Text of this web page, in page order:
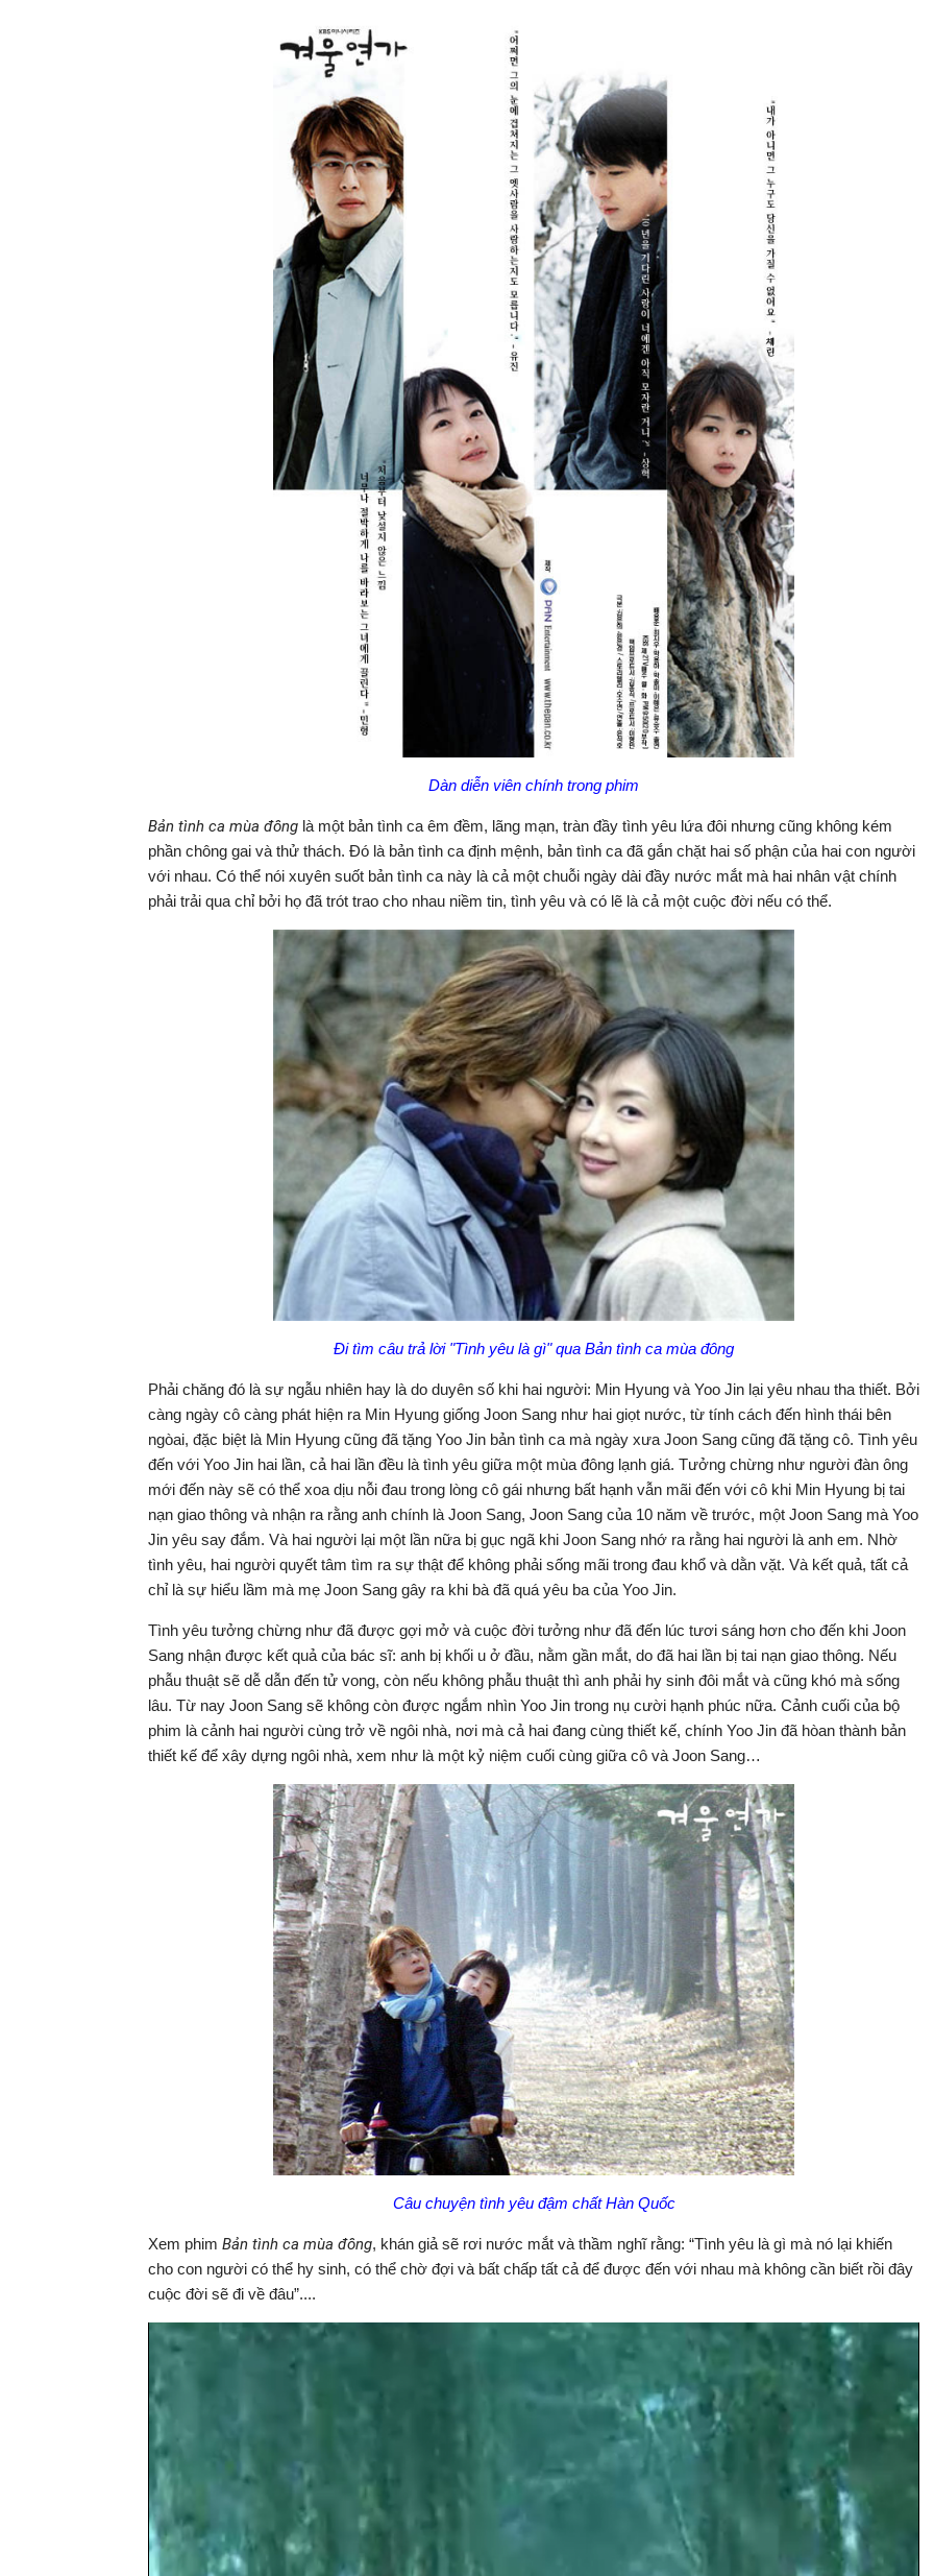
Dàn diễn viên chính trong phim
Bản tình ca mùa đông là một bản tình ca êm đềm, lãng mạn, tràn đầy tình yêu lứa đôi nhưng cũng không kém
phần chông gai và thử thách. Đó là bản tình ca định mệnh, bản tình ca đã gắn chặt hai số phận của hai con người
với nhau. Có thể nói xuyên suốt bản tình ca này là cả một chuỗi ngày dài đầy nước mắt mà hai nhân vật chính
phải trải qua chỉ bởi họ đã trót trao cho nhau niềm tin, tình yêu và có lẽ là cả một cuộc đời nếu có thể.
Đi tìm câu trả lời "Tình yêu là gì" qua Bản tình ca mùa đông
Phải chăng đó là sự ngẫu nhiên hay là do duyên số khi hai người: Min Hyung và Yoo Jin lại yêu nhau tha thiết. Bởi
càng ngày cô càng phát hiện ra Min Hyung giống Joon Sang như hai giọt nước, từ tính cách đến hình thái bên
ngòai, đặc biệt là Min Hyung cũng đã tặng Yoo Jin bản tình ca mà ngày xưa Joon Sang cũng đã tặng cô. Tình yêu
đến với Yoo Jin hai lần, cả hai lần đều là tình yêu giữa một mùa đông lạnh giá. Tưởng chừng như người đàn ông
mới đến này sẽ có thể xoa dịu nỗi đau trong lòng cô gái nhưng bất hạnh vẫn mãi đến với cô khi Min Hyung bị tai
nạn giao thông và nhận ra rằng anh chính là Joon Sang, Joon Sang của 10 năm về trước, một Joon Sang mà Yoo
Jin yêu say đắm. Và hai người lại một lần nữa bị gục ngã khi Joon Sang nhớ ra rằng hai người là anh em. Nhờ
tình yêu, hai người quyết tâm tìm ra sự thật để không phải sống mãi trong đau khổ và dằn vặt. Và kết quả, tất cả
chỉ là sự hiểu lầm mà mẹ Joon Sang gây ra khi bà đã quá yêu ba của Yoo Jin.
Tình yêu tưởng chừng như đã được gợi mở và cuộc đời tưởng như đã đến lúc tươi sáng hơn cho đến khi Joon
Sang nhận được kết quả của bác sĩ: anh bị khối u ở đầu, nằm gần mắt, do đã hai lần bị tai nạn giao thông. Nếu
phẫu thuật sẽ dễ dẫn đến tử vong, còn nếu không phẫu thuật thì anh phải hy sinh đôi mắt và cũng khó mà sống
lâu. Từ nay Joon Sang sẽ không còn được ngắm nhìn Yoo Jin trong nụ cười hạnh phúc nữa. Cảnh cuối của bộ
phim là cảnh hai người cùng trở về ngôi nhà, nơi mà cả hai đang cùng thiết kế, chính Yoo Jin đã hòan thành bản
thiết kế để xây dựng ngôi nhà, xem như là một kỷ niệm cuối cùng giữa cô và Joon Sang…
Câu chuyện tình yêu đậm chất Hàn Quốc
Xem phim Bản tình ca mùa đông, khán giả sẽ rơi nước mắt và thầm nghĩ rằng: “Tình yêu là gì mà nó lại khiến
cho con người có thể hy sinh, có thể chờ đợi và bất chấp tất cả để được đến với nhau mà không cần biết rồi đây
cuộc đời sẽ đi về đâu”....